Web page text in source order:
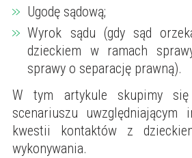
Ugodę sądową;
Wyrok sądu (gdy sąd
dzieckiem w ramach
sprawy o separację prawną).
W tym artykule skupimy
scenariuszu uwzględniającym
kwestii kontaktów z
wykonywania.